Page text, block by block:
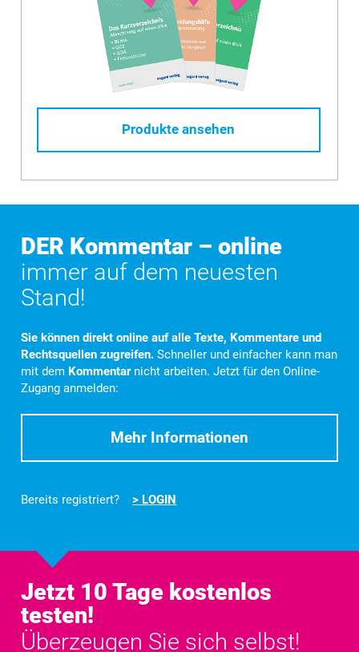
Produkte ansehen
DER Kommentar – online
immer auf dem neuesten
Stand!
Sie können direkt online auf alle Texte, Kommentare und
Rechtsquellen zugreifen. Schneller und einfacher kann man
mit dem Kommentarnicht arbeiten. Jetzt für den Online-
Zugang anmelden:
Mehr Informationen
Bereits registriert?> LOGIN
Jetzt 10 Tage kostenlos
testen!
Überzeugen Sie sich selbst!